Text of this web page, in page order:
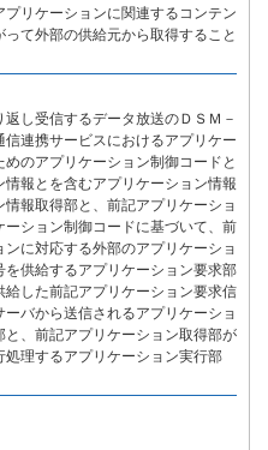
リケーションに関連するコンテン
て外部の供給元から取得すること
し受信するデータ放送のＤＳＭ－
連携サービスにおけるアプリケー
のアプリケーション制御コードと
報とを含むアプリケーション情報
報取得部と、前記アプリケーショ
ション制御コードに基づいて、前
に対応する外部のアプリケーショ
供給するアプリケーション要求部
した前記アプリケーション要求信
バから送信されるアプリケーショ
、前記アプリケーション取得部が
理するアプリケーション実行部